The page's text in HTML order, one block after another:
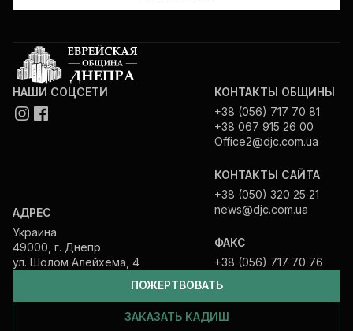
ПОЖЕРТВОВАТЬ
ЗАКАЗАТЬ КАДИШ
НАШИ СОЦСЕТИ
АДРЕС
Украина
49000, г. Днепр
ул. Шолом Алейхема, 4
КОНТАКТЫ ОБЩИНЫ
+38 (056) 717 70 81
+38 067 915 26 00
Office2@djc.com.ua
КОНТАКТЫ САЙТА
+38 (050) 320 25 21
news@djc.com.ua
ФАКС
+38 (056) 717 70 76